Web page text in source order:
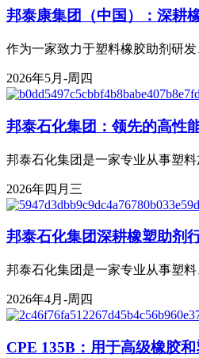
邦泰康集团（中国）：深耕
作为一家致力于塑料橡胶助剂研
2026年5月-周四
邦泰石化集团：领先的高性
邦泰石化集团是一家专业从事塑
2026年四月三
邦泰石化集团深耕橡塑助剂
邦泰石化集团是一家专业从事塑
2026年4月-周四
CPE 135B：用于高级橡胶